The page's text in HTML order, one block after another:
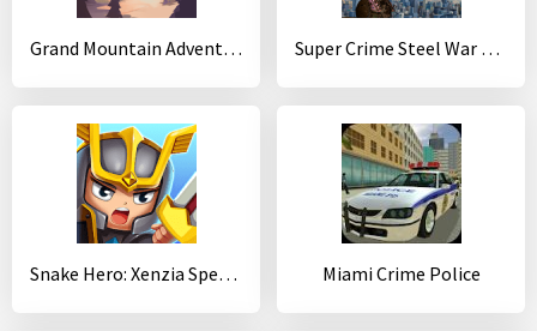
Grand Mountain Adventure Super Crime Steel War Hero Iron Flying Mech Robot
Snake Hero: Xenzia Speed Battle Miami Crime Police